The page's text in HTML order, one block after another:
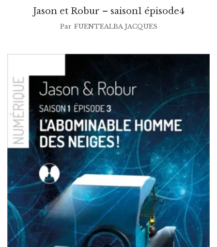
Jason et Robur – saison1 épisode4
Par FUENTEALBA JACQUES